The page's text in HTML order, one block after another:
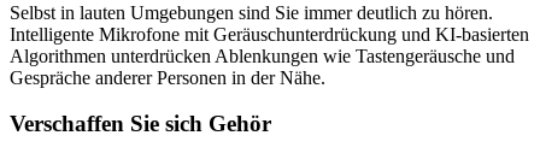
Selbst in lauten Umgebungen sind Sie immer deutlich zu hören.
Intelligente Mikrofone mit Geräuschunterdrückung und KI-basierten
Algorithmen unterdrücken Ablenkungen wie Tastengeräusche und
Gespräche anderer Personen in der Nähe.
Verschaffen Sie sich Gehör